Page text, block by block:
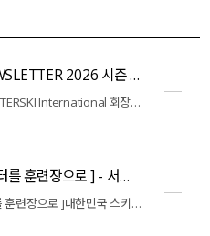
INTERSKI NEWSLETTER 2026 시즌 이벤…
대한민국(Korea)INTERSKI International 회장 Eric Shecklet…
[ 정선 알파인센터를 훈련장으로 ] - 서명운동에 동참…
[ 정선 알파인센터를 훈련장으로 ]대한민국 스키와 스노보드 국제경쟁력을 획기적으로 성장시키…